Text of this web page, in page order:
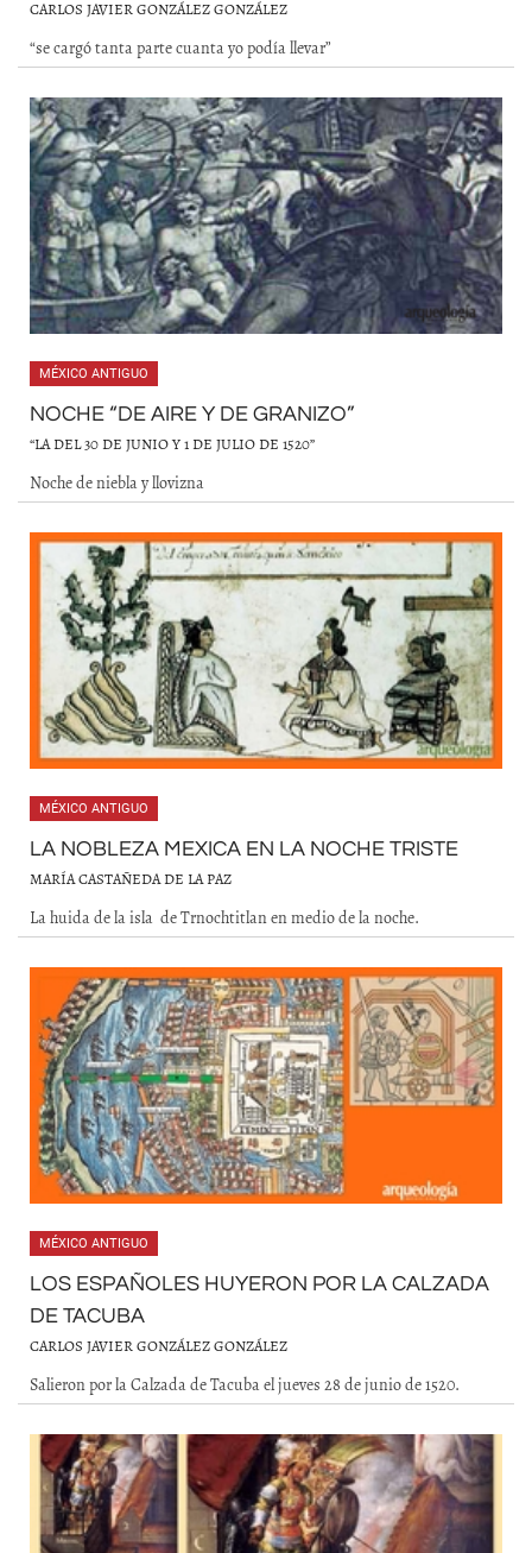
CARLOS JAVIER GONZÁLEZ GONZÁLEZ
“se cargó tanta parte cuanta yo podía llevar”
MÉXICO ANTIGUO
NOCHE “DE AIRE Y DE GRANIZO”
“LA DEL 30 DE JUNIO Y 1 DE JULIO DE 1520”
Noche de niebla y llovizna
MÉXICO ANTIGUO
LA NOBLEZA MEXICA EN LA NOCHE TRISTE
MARÍA CASTAÑEDA DE LA PAZ
La huida de la isla de Trnochtitlan en medio de la noche.
MÉXICO ANTIGUO
LOS ESPAÑOLES HUYERON POR LA CALZADA
DE TACUBA
CARLOS JAVIER GONZÁLEZ GONZÁLEZ
Salieron por la Calzada de Tacuba el jueves 28 de junio de 1520.